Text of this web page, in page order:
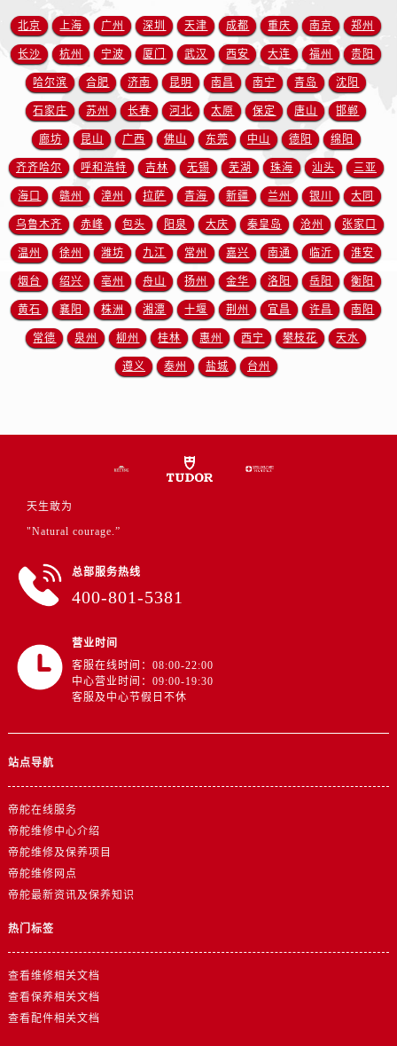
江苏省扬州市邗江区国展路29号星耀天地写字楼1号楼18层1803室帝舵售后服务中心（需提前预约）
江苏省镇江市京口区中山东路帝舵售后服务中心（需提前预约）
江西省抚州市临川区赣东大道帝舵售后服务中心（需提前预约）
江西省赣州市章贡区文清路帝舵售后服务中心（需提前预约）
江西省吉安市吉州区井冈山大道帝舵售后服务中心（需提前预约）
江西省景德镇市珠山区珠山中路帝舵售后服务中心（需提前预约）
江西省九江市浔阳区浔阳路帝舵售后服务中心（需提前预约）
江西省南昌市红谷滩新区红谷中大道998号绿地双子塔（中央广场）A1座办公楼14层1407室帝舵售后服务中心（需提前预约）
江西省萍乡市安源区萍安北大道与康庄路交叉口帝舵售后服务中心（需提前预约）
江西省上饶市信州区滨江西路帝舵售后服务中心（需提前预约）
江西省新余市渝水区北湖西路帝舵售后服务中心（需提前预约）
江西省宜春市袁州区中山中路帝舵售后服务中心（需提前预约）
江西省鹰潭市月湖区胜利东路帝舵售后服务中心（需提前预约）
澳门特别行政区风顺堂区南湾大马路帝舵售后服务中心（需提前预约）
北京 上海 广州 深圳 天津 成都 重庆 南京 郑州
长沙 杭州 宁波 厦门 武汉 西安 大连 福州 贵阳
哈尔滨 合肥 济南 昆明 南昌 南宁 青岛 沈阳
石家庄 苏州 长春 河北 太原 保定 唐山 邯郸
廊坊 昆山 广西 佛山 东莞 中山 德阳 绵阳
齐齐哈尔 呼和浩特 吉林 无锡 芜湖 珠海 汕头 三亚
海口 赣州 漳州 拉萨 青海 新疆 兰州 银川 大同
乌鲁木齐 赤峰 包头 阳泉 大庆 秦皇岛 沧州 张家口
温州 徐州 潍坊 九江 常州 嘉兴 南通 临沂 淮安
烟台 绍兴 亳州 舟山 扬州 金华 洛阳 岳阳 衡阳
黄石 襄阳 株洲 湘潭 十堰 荆州 宜昌 许昌 南阳
常德 泉州 柳州 桂林 惠州 西宁 攀枝花 天水
遵义 泰州 盐城 台州
天生敢为
"Natural courage.”
总部服务热线
400-801-5381
营业时间
客服在线时间：08:00-22:00
中心营业时间：09:00-19:30
客服及中心节假日不休
站点导航
帝舵在线服务
帝舵维修中心介绍
帝舵维修及保养项目
帝舵维修网点
帝舵最新资讯及保养知识
热门标签
查看维修相关文档
查看保养相关文档
查看配件相关文档